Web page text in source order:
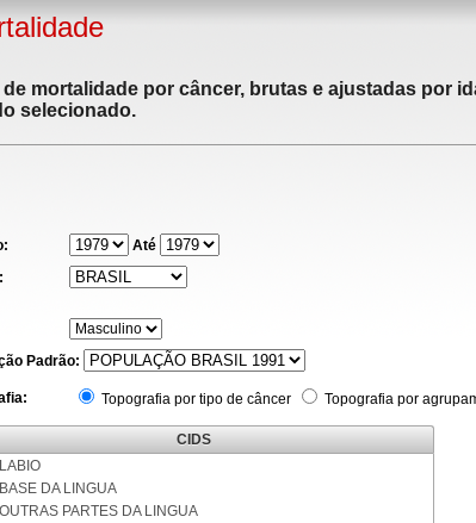
de mortalidade por câncer, brutas e ajustadas por
selecionado.
Até
Padrão:
Topografia por tipo de câncer Topografia por
CIDS
DA LINGUA
PARTES DA LINGUA